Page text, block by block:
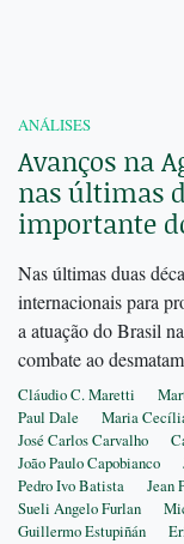
ANÁLISES
Avanços na
nas últimas
importante
Nas últimas duas
internacionais para
a atuação do Brasil
combate ao
Cláudio C. Maretti
Paul Dale
Maria
José Carlos Carvalho
João Paulo Capobianco
Pedro Ivo Batista
Jean
Sueli Angelo Furlan
Guillermo Estupiñán